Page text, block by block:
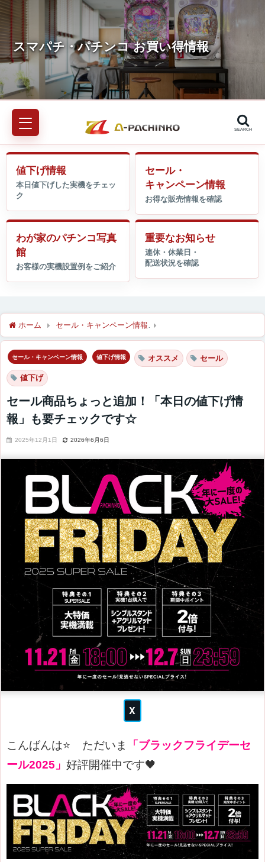
SEARCH
値下げ情報
セール・
キャンペーン情報
わが家のパチンコ写真
館
重要なお知らせ
ホーム セール・キャンペーン情報
セール・キャンペーン情報 値下げ情報 オススメ セール
値下げ
セール商品ちょっと追加！「本日の値下げ情
報」も要チェックです☆
2025年12月1日 2026年6月6日
こんばんは⭐ ただいま
「ブラックフライデーセ
ール2025」 好評開催中です🖤